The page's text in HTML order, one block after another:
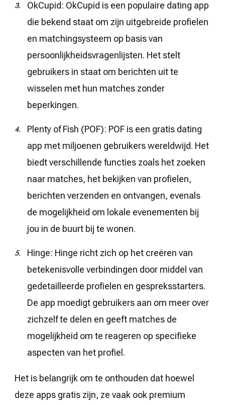
OkCupid: OkCupid is een populaire dating app
die bekend staat om zijn uitgebreide profielen
en matchingsysteem op basis van
persoonlijkheidsvragenlijsten. Het stelt
gebruikers in staat om berichten uit te
wisselen met hun matches zonder
beperkingen.
Plenty of Fish (POF): POF is een gratis dating
app met miljoenen gebruikers wereldwijd. Het
biedt verschillende functies zoals het zoeken
naar matches, het bekijken van profielen,
berichten verzenden en ontvangen, evenals
de mogelijkheid om lokale evenementen bij
jou in de buurt bij te wonen.
Hinge: Hinge richt zich op het creëren van
betekenisvolle verbindingen door middel van
gedetailleerde profielen en gespreksstarters.
De app moedigt gebruikers aan om meer over
zichzelf te delen en geeft matches de
mogelijkheid om te reageren op specifieke
aspecten van het profiel.
Het is belangrijk om te onthouden dat hoewel
deze apps gratis zijn, ze vaak ook premium